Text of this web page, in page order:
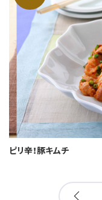
ピリ辛！豚キムチ